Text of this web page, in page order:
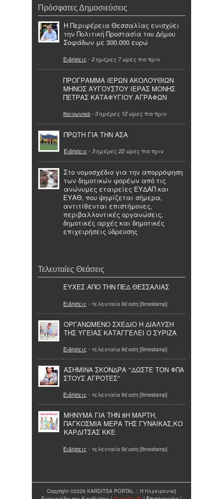
Πρόσφατες Δημοσιεύσεις
Η Περιφέρεια Θεσσαλίας ενισχύει
την Πολιτική Προστασία του Δήμου
Σοφάδων με 300.000 ευρώ
Ειδήσεις - 2 ημέρες 7 ώρες πιο πριν
ΠΡΟΓΡΑΜΜΑ ΙΕΡΩΝ ΑΚΟΛΟΥΘΙΩΝ
ΜΗΝΟΣ ΑΥΓΟΥΣΤΟΥ ΙΕΡΑΣ ΜΟΝΗΣ
ΠΕΤΡΑΣ ΚΑΤΑΦΥΓΙΟΥ ΑΓΡΑΦΩΝ
Κοινωνικά- 3 ημέρες 12 ώρες πιο πριν
ΠΡΩΤΗ ΓΙΑ ΤΗΝ ΑΣΑ
Ειδήσεις - 3 ημέρες 22 ώρες πιο πριν
Στο νομοσχέδιο για την απορρόφηση
των δημοτικών φορέων από τις
ανώνυμες εταιρείες ΕΥΔΑΠ και
ΕΥΑΘ, που ψηφίζεται σήμερα,
αντιτίθενται επιστήμονες,
περιβαλλοντικές οργανώσεις,
δημοτικές αρχές και δημοτικές
επιχειρήσεις ύδρευσης
Τελευταίες Θεάσεις
ΕΥΧΕΣ ΑΠΟ ΤΗΝ ΠΕΔ ΘΕΣΣΑΛΙΑΣ
Ειδήσεις - τελευταία θέαση [timestamp]
ΟΡΓΑΝΩΜΕΝΟ ΣΧΕΔΙΟ Η ΔΙΑΛΥΣΗ
ΤΗΣ ΥΓΕΙΑΣ ΚΑΤΑΓΓΕΛΕΙ Ο ΣΥΡΙΖΑ
Ειδήσεις - τελευταία θέαση [timestamp]
ΑΣΗΜΙΝΑ ΣΚΟΝΔΡΑ ''ΔΩΣΤΕ ΤΟΝ ΦΠΑ
ΣΤΟΥΣ ΑΓΡΟΤΕΣ''
Ειδήσεις - τελευταία θέαση [timestamp]
ΜΗΝΥΜΑ ΓΙΑ ΤΗΝ 8Η ΜΑΡΤΗ,
ΠΑΓΚΟΣΜΙΑ ΜΕΡΑ ΤΗΣ ΓΥΝΑΙΚΑΣ,ΚΟ
ΚΑΡΔΙΤΣΑΣ ΚΚΕ
Ειδήσεις - τελευταία θέαση [timestamp]
Copyright ©2026 KARDITSA PORTAL :: Η Ηλεκτρονική